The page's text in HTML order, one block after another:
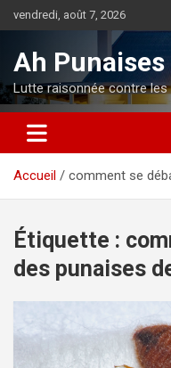
au
vendredi, août 7, 2026
Ah Punaises
Lutte raisonnée contre les
Accueil comment se
Étiquette :
des punaises